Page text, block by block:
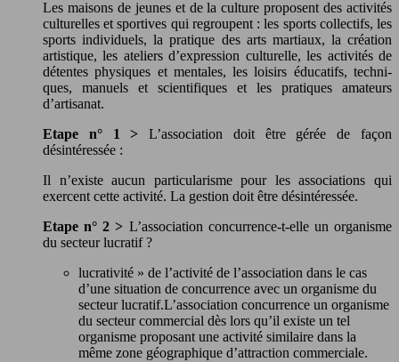
Les maisons de jeunes et de la culture proposent des activités
culturelles et sportives qui regroupent : les sports collectifs, les
sports individuels, la pratique des arts martiaux, la création
artistique, les ateliers d’expression culturelle, les activités de
détentes physiques et mentales, les loisirs éducatifs, techni-
ques, manuels et scientifiques et les pratiques amateurs
d’artisanat.
Etape n° 1 >L’association doit être gérée de façon
désintéressée :
Il n’existe aucun particularisme pour les associations qui
exercent cette activité. La gestion doit être désintéressée.
Etape n° 2 > L’association concurrence-t-elle un organisme
du secteur lucratif ?
lucrativité » de l’activité de l’association dans le cas
d’une situation de concurrence avec un organisme du
secteur lucratif.L’association concurrence un organisme
du secteur commercial dès lors qu’il existe un tel
organisme proposant une activité similaire dans la
même zone géographique d’attraction commerciale.